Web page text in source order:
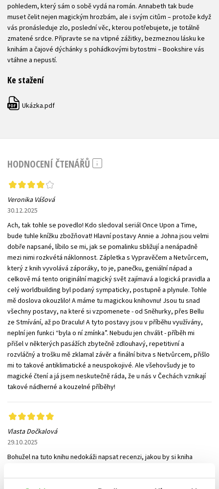
pohledem, který sám o sobě vydá na román. Annabeth tak bude
muset čelit nejen magickým hrozbám, ale i svým citům – protože když
vás pronásleduje zlo, poslední věc, kterou potřebujete, je totálně
zmatené srdce. Připravte se na vtipné zážitky, bezmeznou lásku ke
knihám a čajové dýchánky s pohádkovými bytostmi – Bookshire vás
vtáhne a nepustí.
Ke stažení
PDF Ukázka.pdf
HODNOCENÍ ČTENÁŘŮ
Veronika Vášová
30.12.2025
Ach, tak tohle se povedlo! Kdo sledoval seriál Once Upon a Time,
bude tuhle knížku zbožňovat! Hlavní postavy Annie a Johna jsou velmi
dobře napsané, líbilo se mi, jak se pomalinku sbližují a nenápadně
mezi nimi rozkvétá náklonnost. Zápletka s Vypravěčem a Netvůrcem,
který z knih vyvolává záporáky, to je, panečku, geniální nápad a
celkově má tento originální magický svět zajímavá a logická pravidla a
celý worldbuilding byl podaný sympaticky, postupně a plynule. Tohle
mě doslova okouzlilo! A máme tu magickou knihovnu! Jsou tu snad
všechny postavy, na které si vzpomenete - od Sněhurky, přes Bellu
ze Stmívání, až po Draculu! A tyto postavy jsou v příběhu využívány,
neplní jen funkci “byla o ní zmínka”. Nebudu jen chválit - příběh mi
přišel v některých pasážích zbytečně zdlouhavý, repetitivní a
rozvláčný a trošku mě zklamal závěr a finální bitva s Netvůrcem, přišlo
mi to takové antiklimatické a neuspokojivé. Ale všehovšudy je to
magické čtení a já jsem neskutečně ráda, že u nás v Čechách vznikají
takové nádherné a kouzelné příběhy!
Vlasta Dočkalová
29.10.2025
Bohužel na tuto knihu nedokáži napsat recenzi, jakou by si kniha
odehrává v městečku Bookshire. Městečku zasvěcenému knihám,